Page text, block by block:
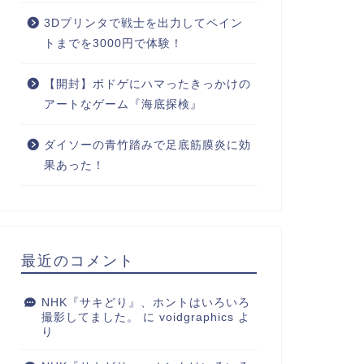
3Dプリンタで戦士を出力してペイン
トまでを3000円で体験！
【開封】ボドゲにハマったきっかけの
アートなゲーム『海底探検』
ダイソーの青竹踏みで足底筋膜炎に効
果あった！
最近のコメント
NHK『サキどり』、ホントはいろいろ
撮影してました。
に voidgraphics よ
り